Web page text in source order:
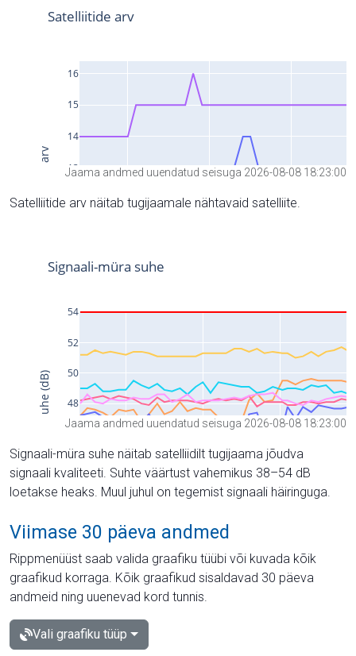
Jaama andmed uuendatud seisuga 2026-08-08 18:23:00
Satelliitide arv näitab tugijaamale nähtavaid satelliite.
Jaama andmed uuendatud seisuga 2026-08-08 18:23:00
Signaali-müra suhe näitab satelliidilt tugijaama jõudva
signaali kvaliteeti. Suhte väärtust vahemikus 38–54 dB
loetakse heaks. Muul juhul on tegemist signaali häiringuga.
Viimase 30 päeva andmed
Rippmenüüst saab valida graafiku tüübi või kuvada kõik
graafikud korraga. Kõik graafikud sisaldavad 30 päeva
andmeid ning uuenevad kord tunnis.
Vali graafiku tüüp